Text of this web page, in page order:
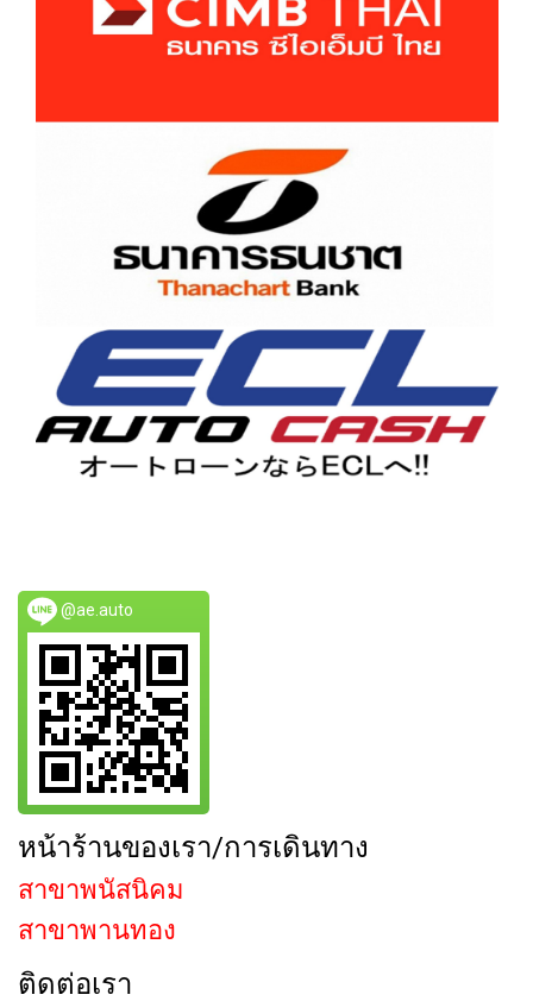
@ae.auto
หน้าร้านของเรา/การเดินทาง
สาขาพนัสนิคม
สาขาพานทอง
ติดต่อเรา